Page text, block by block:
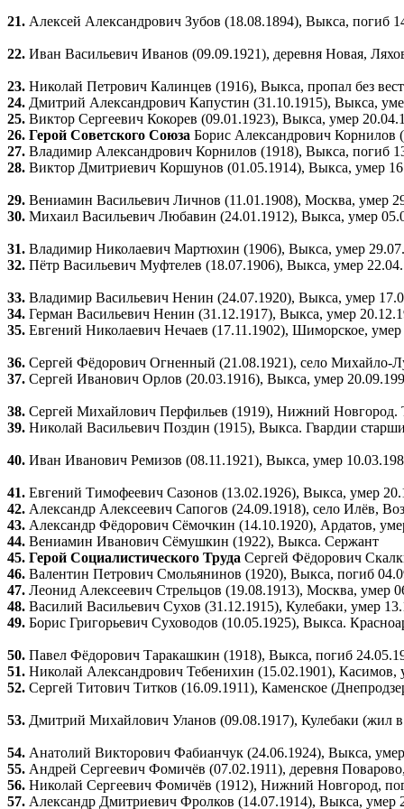
21. Алексей Александрович Зубов (18.08.1894), Выкса, погиб
22. Иван Васильевич Иванов (09.09.1921), деревня Новая,
23. Николай Петрович Калинцев (1916), Выкса, пропал без
24. Дмитрий Александрович Капустин (31.10.1915), Выкса,
25. Виктор Сергеевич Кокорев (09.01.1923), Выкса, умер
26. Герой Советского Союза Борис Александрович Корнилов
27. Владимир Александрович Корнилов (1918), Выкса, погиб
28. Виктор Дмитриевич Коршунов (01.05.1914), Выкса, умер
29. Вениамин Васильевич Личнов (11.01.1908), Москва, умер
30. Михаил Васильевич Любавин (24.01.1912), Выкса, умер
31. Владимир Николаевич Мартюхин (1906), Выкса, умер
32. Пётр Васильевич Муфтелев (18.07.1906), Выкса, умер
33. Владимир Васильевич Ненин (24.07.1920), Выкса, умер
34. Герман Васильевич Ненин (31.12.1917), Выкса, умер
35. Евгений Николаевич Нечаев (17.11.1902), Шиморское,
36. Сергей Фёдорович Огненный (21.08.1921), село Михайло-
37. Сергей Иванович Орлов (20.03.1916), Выкса, умер
38. Сергей Михайлович Перфильев (1919), Нижний Новгород.
39. Николай Васильевич Поздин (1915), Выкса. Гвардии
40. Иван Иванович Ремизов (08.11.1921), Выкса, умер
41. Евгений Тимофеевич Сазонов (13.02.1926), Выкса, умер
42. Александр Алексеевич Сапогов (24.09.1918), село Илёв,
43. Александр Фёдорович Сёмочкин (14.10.1920), Ардатов,
44. Вениамин Иванович Сёмушкин (1922), Выкса. Сержант
45. Герой Социалистического Труда Сергей Фёдорович
46. Валентин Петрович Смольянинов (1920), Выкса, погиб
47. Леонид Алексеевич Стрельцов (19.08.1913), Москва, умер
48. Василий Васильевич Сухов (31.12.1915), Кулебаки, умер
49. Борис Григорьевич Суховодов (10.05.1925), Выкса.
50. Павел Фёдорович Таракашкин (1918), Выкса, погиб
51. Николай Александрович Тебенихин (15.02.1901), Касимов,
52. Сергей Титович Титков (16.09.1911), Каменское
53. Дмитрий Михайлович Уланов (09.08.1917), Кулебаки (жил
54. Анатолий Викторович Фабианчук (24.06.1924), Выкса,
55. Андрей Сергеевич Фомичёв (07.02.1911), деревня
56. Николай Сергеевич Фомичёв (1912), Нижний Новгород,
57. Александр Дмитриевич Фролков (14.07.1914), Выкса, умер